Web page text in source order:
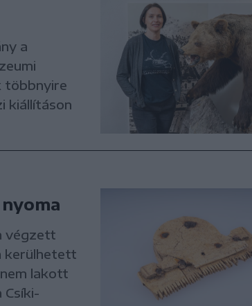
a
többnyire
kiállításon
végzett
kerülhetett
lakott